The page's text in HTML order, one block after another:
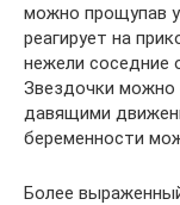
можно прощупав
реагирует на
нежели соседние
Звездочки можно
давящими
беременности
Более